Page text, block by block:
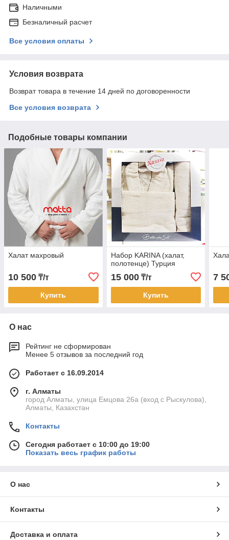
Наличными
Безналичный расчет
Все условия оплаты
Условия возврата
Возврат товара в течение 14 дней по договоренности
Все условия возврата
Подобные товары компании
Халат махровый
10 500 ₸/т
Купить
Набор KARINA (халат,
полотенце) Турция
15 000₸/т
Купить
7
О нас
Рейтинг не сформирован
Менее 5 отзывов за последний год
Работает с 16.09.2014
г. Алматы
город Алматы, улица Емцова 26а (вход с Рыскулова),
Алматы, Казахстан
Контакты
Сегодня работает с 10:00 до 19:00
Показать весь график работы
О нас
Контакты
Доставка и оплата